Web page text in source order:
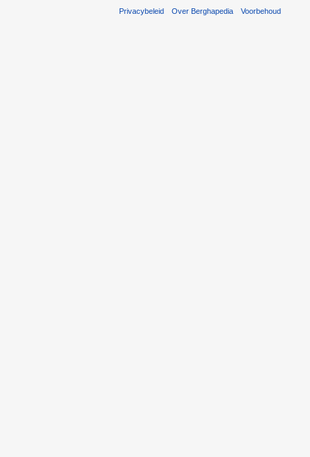
Privacybeleid Over Berghapedia Voorbehoud